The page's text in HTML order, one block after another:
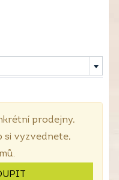
prodejny,
si vyzvednete,